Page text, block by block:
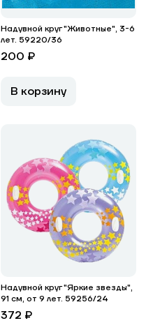
Надувной круг "Животные", 3-6
лет. 59220/36
200 ₽
В корзину
Надувной круг "Яркие звезды",
91 см, от 9 лет. 59256/24
372 ₽